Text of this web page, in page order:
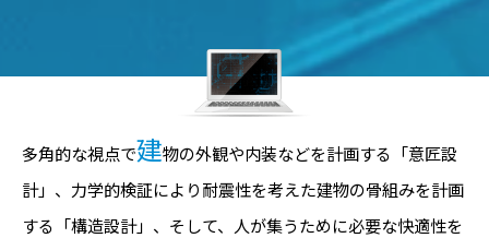
多角的な視点で建物の外観や内装などを計画する「意匠設
計」、力学的検証により耐震性を考えた建物の骨組みを計画
する「構造設計」、そして、人が集うために必要な快適性を